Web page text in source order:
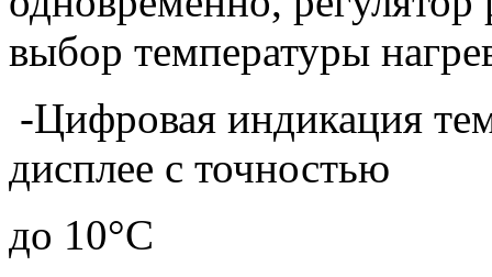
выбор температуры
-Цифровая индикация
дисплее с точностью
до 10°С